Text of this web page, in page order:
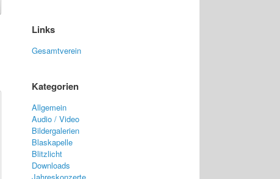
Links
Gesamtverein
Kategorien
Allgemein
Audio / Video
Bildergalerien
Blaskapelle
Blitzlicht
Downloads